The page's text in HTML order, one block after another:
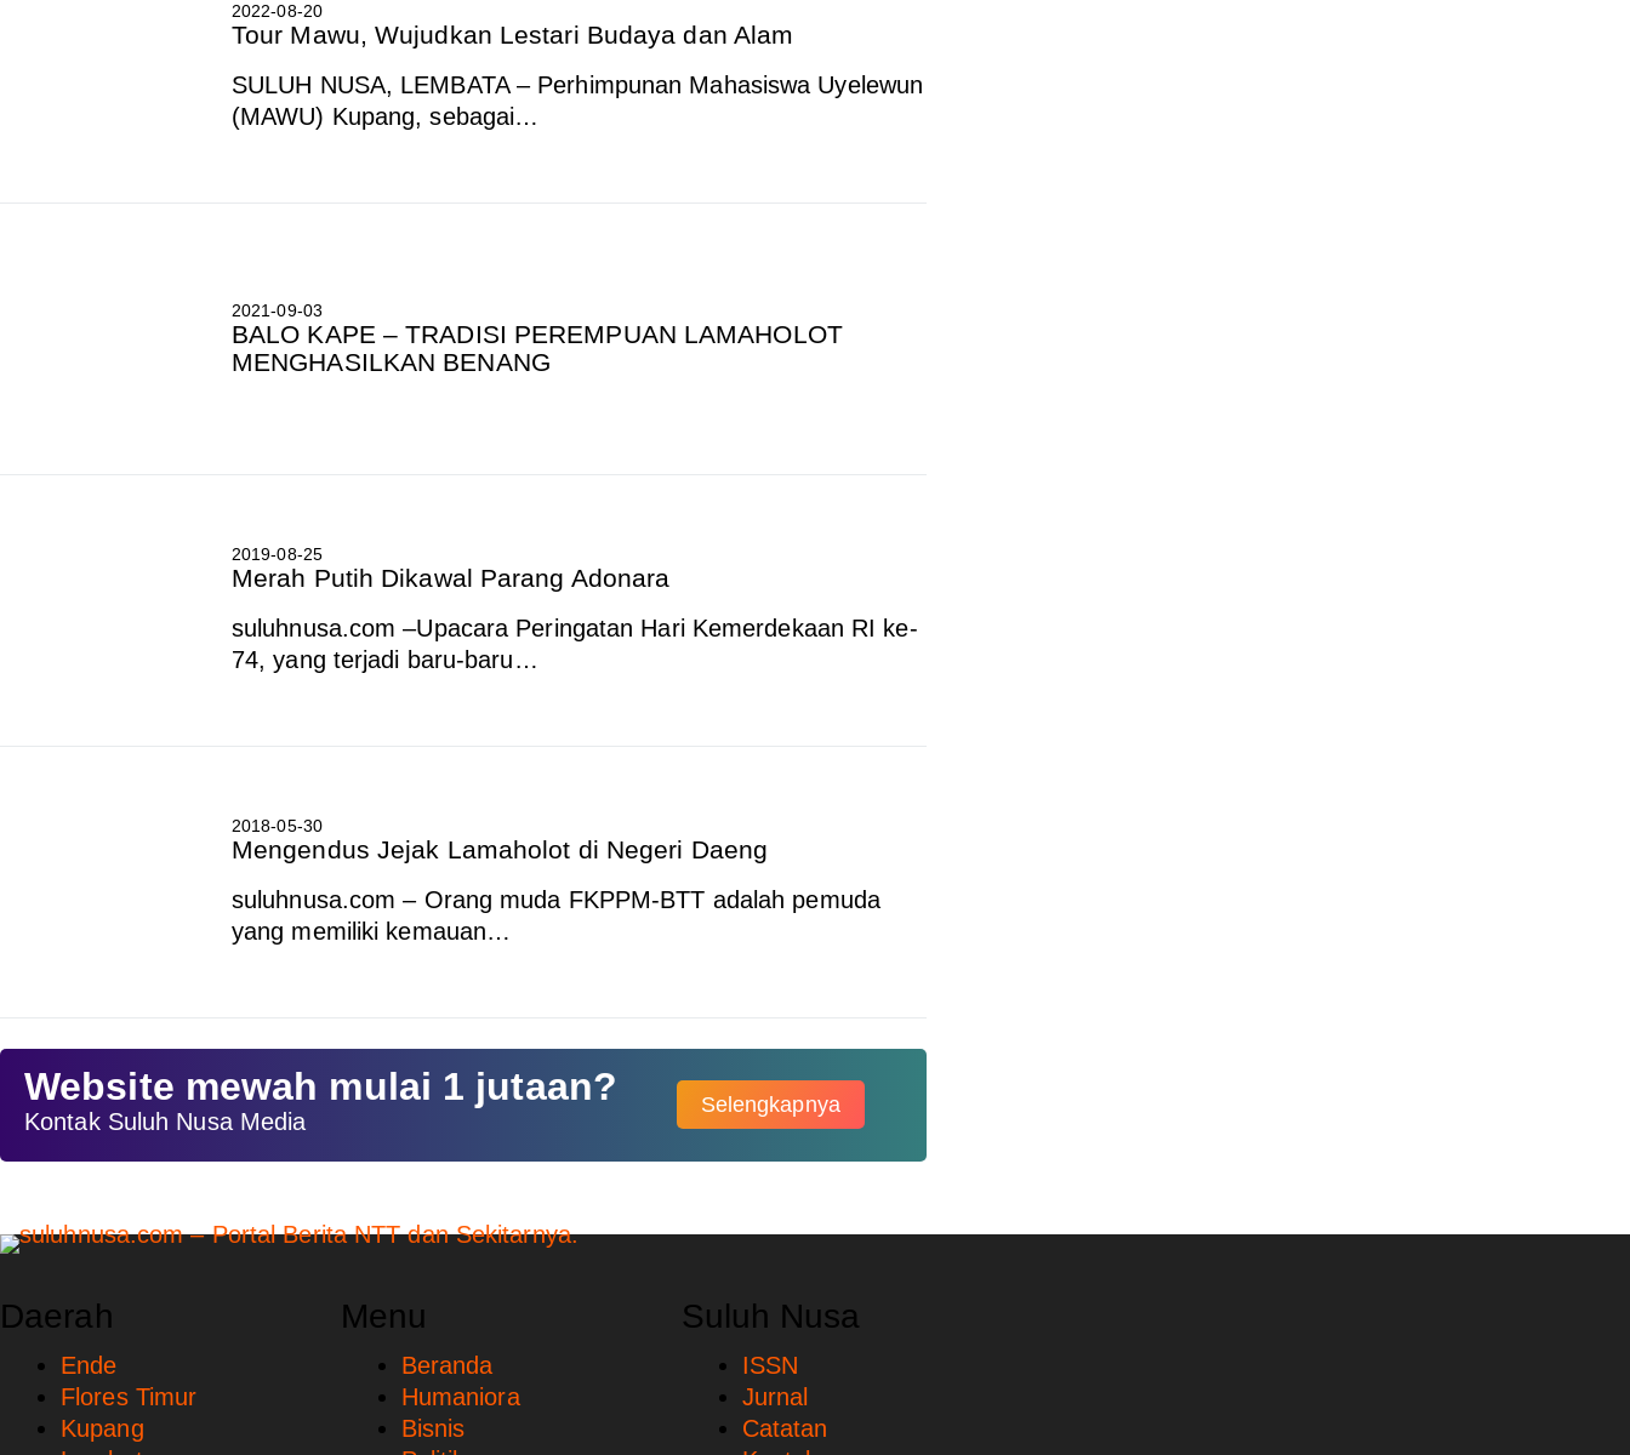
2022-08-20
Tour Mawu, Wujudkan Lestari Budaya dan Alam
SULUH NUSA, LEMBATA – Perhimpunan Mahasiswa Uyelewun
(MAWU) Kupang, sebagai…
2021-09-03
BALO KAPE – TRADISI PEREMPUAN LAMAHOLOT
MENGHASILKAN BENANG
2019-08-25
Merah Putih Dikawal Parang Adonara
suluhnusa.com –Upacara Peringatan Hari Kemerdekaan RI ke-
74, yang terjadi baru-baru…
2018-05-30
Mengendus Jejak Lamaholot di Negeri Daeng
suluhnusa.com – Orang muda FKPPM-BTT adalah pemuda
yang memiliki kemauan…
Website mewah mulai 1 jutaan?
Kontak Suluh Nusa Media
Selengkapnya
Daerah
Ende
Flores Timur
Kupang
Menu
Beranda
Humaniora
Bisnis
Suluh Nusa
ISSN
Jurnal
Catatan